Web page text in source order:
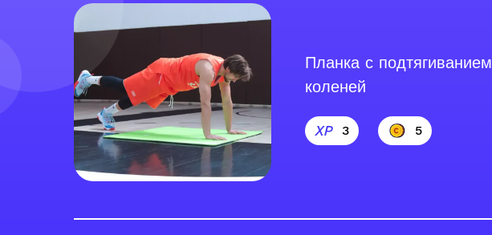
Планка с подтягиванием
коленей
3 5